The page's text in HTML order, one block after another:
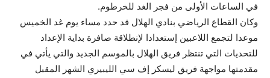
في الساعات الأولى من فجر الغد للخرطوم.
وكان القطاع الرياضي بنادي الهلال قد حدد مساء يوم غد الخميس
موعدا لتجمع اللاعبين إستعدادا ﻹنطلاقة صافرة بداية الإعداد
للتحديات التي تنتظر فريق الهلال بالموسم الجديد والتي يأتي في
مقدمتها مواجهة فريق ليسكر إف سي الليبيري الشهر المقبل